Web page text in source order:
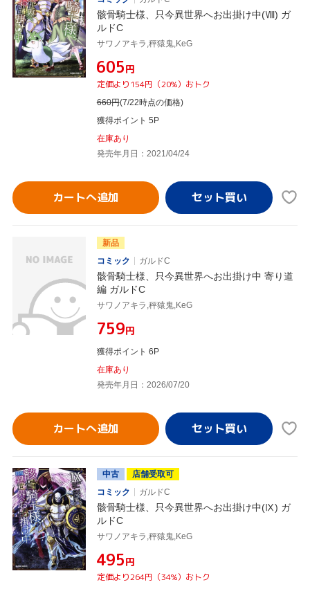
骸骨騎士様、只今異世界へお出掛け中(Ⅷ) ガ
ルドC
サワノアキラ,秤猿鬼,KeG
¥605円
定価より154円（20%）おトク
660円(7/22時点の価格)
獲得ポイント 5P
在庫あり
発売年月日：2021/04/24
カートへ追加
新品
コミック
ガルドC
骸骨騎士様、只今異世界へお出掛け中 寄り道
編 ガルドC
サワノアキラ,秤猿鬼,KeG
¥759円
獲得ポイント 6P
在庫あり
発売年月日：2026/07/20
カートへ追加
中古
店舗受取可
コミック
ガルドC
骸骨騎士様、只今異世界へお出掛け中(Ⅸ) ガ
ルドC
サワノアキラ,秤猿鬼,KeG
¥495円
定価より264円（34%）おトク